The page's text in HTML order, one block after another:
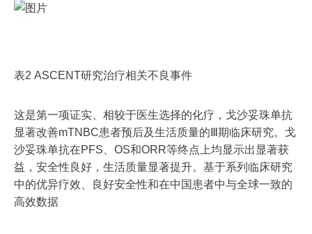
表2 ASCENT研究治疗相关不良事件
这是第一项证实、相较于医生选择的化疗，戈沙妥珠单抗
显著改善mTNBC患者预后及生活质量的Ⅲ期临床研究。戈
沙妥珠单抗在PFS、OS和ORR等终点上均显示出显著获
益，安全性良好，生活质量显著提升。基于系列临床研究
中的优异疗效、良好安全性和在中国患者中与全球一致的
高效数据